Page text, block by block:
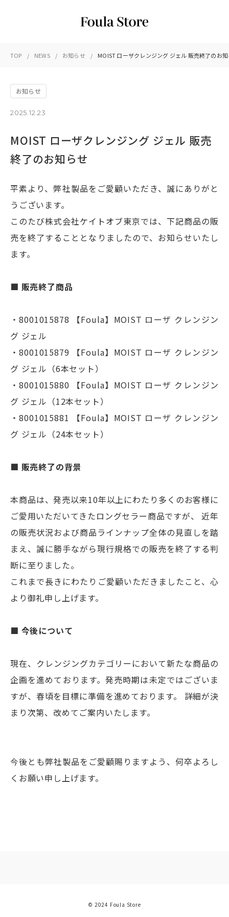
TOP NEWS お知らせ MOIST ローザクレンジング ジェル 販売終了のお
お知らせ
2025.12.23
MOIST ローザクレンジング ジェル 販売
終了のお知らせ
平素より、弊社製品をご愛顧いただき、誠にありがと
うございます。
このたび株式会社ケイトオブ東京では、下記商品の販
売を終了することとなりましたので、お知らせいたし
ます。
■ 販売終了商品
・8001015878 【Foula】MOIST ローザ クレンジン
グ ジェル
・8001015879 【Foula】MOIST ローザ クレンジン
グ ジェル（6本セット）
・8001015880 【Foula】MOIST ローザ クレンジン
グ ジェル（12本セット）
・8001015881 【Foula】MOIST ローザ クレンジン
グ ジェル（24本セット）
■ 販売終了の背景
本商品は、発売以来10年以上にわたり多くのお客様に
ご愛用いただいてきたロングセラー商品ですが、 近年
の販売状況および商品ラインナップ全体の見直しを踏
まえ、誠に勝手ながら現行規格での販売を終了する判
断に至りました。
これまで長きにわたりご愛顧いただきましたこと、心
より御礼申し上げます。
■ 今後について
現在、クレンジングカテゴリーにおいて新たな商品の
企画を進めております。発売時期は未定ではございま
すが、春頃を目標に準備を進めております。 詳細が決
まり次第、改めてご案内いたします。
今後とも弊社製品をご愛顧賜りますよう、何卒よろし
くお願い申し上げます。
© 2024 Foula Store